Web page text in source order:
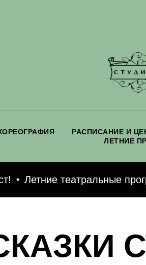
РАСПИСАНИЕ И
ЛЕТНИЕ
Летние театральные